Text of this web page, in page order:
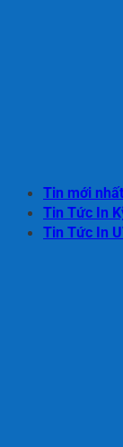
Tin mới nhất
Tin Tức In
Tin Tức In